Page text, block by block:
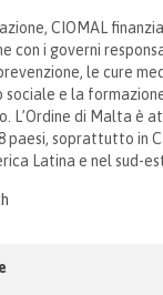
CIOMAL
con i governi
le cure
sociale e la
L’Ordine di Malta è
paesi, soprattutto in
Latina e nel sud-